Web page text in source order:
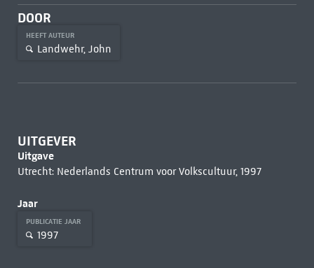
DOOR
HEEFT AUTEUR
Landwehr, John
UITGEVER
Uitgave
Utrecht: Nederlands Centrum voor Volkscultuur, 1997
Jaar
PUBLICATIE JAAR
1997